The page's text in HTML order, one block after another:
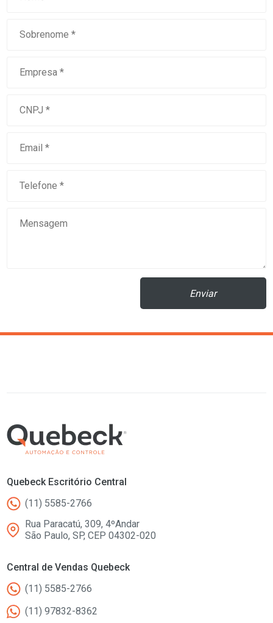
Enviar
Quebeck Escritório Central
(11) 5585-2766
Rua Paracatú, 309, 4ºAndar
São Paulo, SP, CEP 04302-020
Central de Vendas Quebeck
(11) 5585-2766
(11) 97832-8362